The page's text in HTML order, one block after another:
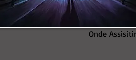
Onde Assisitir